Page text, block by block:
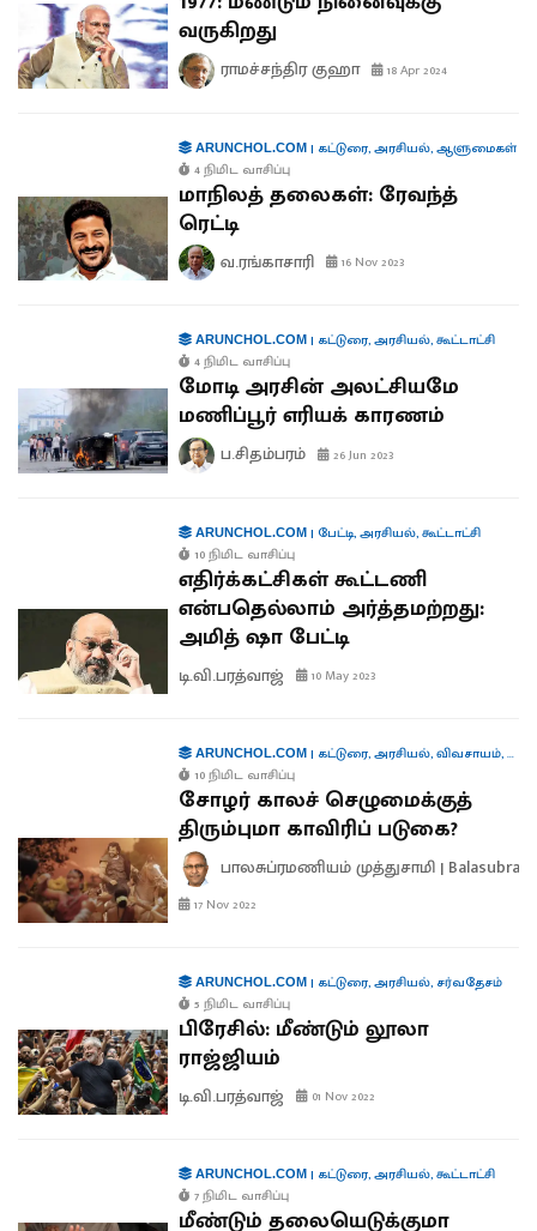
வருகிறது
ராமச்சந்திர குஹா 18 Apr 2024
ARUNCHOL.COM| கட்டுரை,அரசியல்,ஆளுமைகள்
4 நிமிட வாசிப்பு
மாநிலத் தலைகள்: ரேவந்த்
ரெட்டி
வ.ரங்காசாரி 16 Nov 2023
ARUNCHOL.COM| கட்டுரை,அரசியல்,கூட்டாட்சி
4 நிமிட வாசிப்பு
மோடி அரசின் அலட்சியமே
மணிப்பூர் எரியக் காரணம்
ப.சிதம்பரம் 26 Jun 2023
ARUNCHOL.COM| பேட்டி,அரசியல்,கூட்டாட்சி
10 நிமிட வாசிப்பு
எதிர்க்கட்சிகள் கூட்டணி
என்பதெல்லாம் அர்த்தமற்றது:
அமித் ஷா பேட்டி
டி.வி.பரத்வாஜ் 10 May 2023
ARUNCHOL.COM| கட்டுரை,அரசியல்,விவசாயம்,
10 நிமிட வாசிப்பு
சோழர் காலச் செழுமைக்குத்
திரும்புமா காவிரிப் படுகை?
பாலசுப்ரமணியம் முத்துசாமி |
17 Nov 2022
ARUNCHOL.COM| கட்டுரை,அரசியல், சர்வதேசம்
5 நிமிட வாசிப்பு
பிரேசில்: மீண்டும் லூலா
ராஜ்ஜியம்
டி.வி.பரத்வாஜ் 01 Nov 2022
ARUNCHOL.COM| கட்டுரை,அரசியல்,கூட்டாட்சி
7 நிமிட வாசிப்பு
மீண்டும் தலையெடுக்குமா